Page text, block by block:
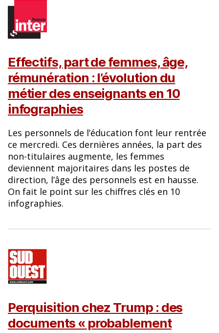
Effectifs, part de femmes, âge,
rémunération : l’évolution du
métier des enseignants en 10
infographies
Les personnels de l’éducation font leur rentrée
ce mercredi. Ces dernières années, la part des
non-titulaires augmente, les femmes
deviennent majoritaires dans les postes de
direction, l’âge des personnels est en hausse.
On fait le point sur les chiffres clés en 10
infographies.
Perquisition chez Trump : des
documents « probablement